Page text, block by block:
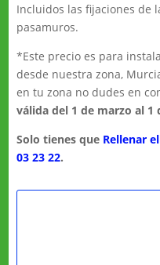
Incluidos las fijaciones de
pasamuros.
*Este precio es para
desde nuestra zona,
en tu zona no dudes en
válida del 1 de marzo al 1
Solo tienes que Rellenar
03 23 22.